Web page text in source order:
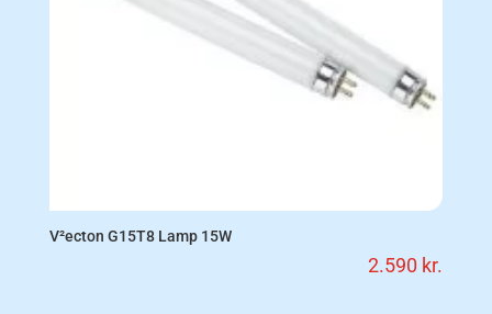
V²ecton G15T8 Lamp 15W
2.590 kr.